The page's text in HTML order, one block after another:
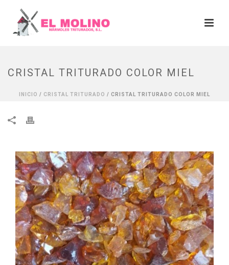
CRISTAL TRITURADO COLOR MIEL
INICIO / CRISTAL TRITURADO / CRISTAL TRITURADO COLOR MIEL